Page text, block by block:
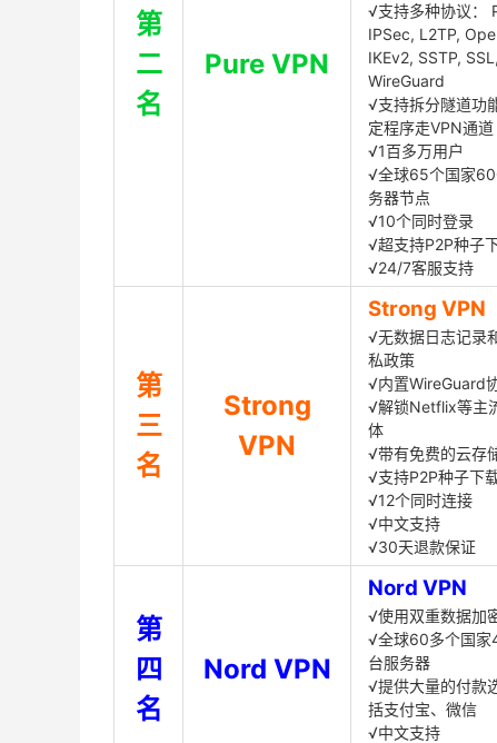
第
二
名
Pure VPN
√支持多种协议：
IPSec, L2TP,
IKEv2, SSTP, SSL,
WireGuard
√支持拆分隧道功
定程序走VPN通道
√1百多万用户
√全球65个国家
务器节点
√10个同时登录
√超支持P2P种子
√24/7客服支持
第
三
名
Strong
VPN
Strong VPN
√无数据日志记录
私政策
√内置WireGuard
√解锁Netflix等主
体
√带有免费的云存
√支持P2P种子下
√12个同时连接
√中文支持
√30天退款保证
第
四
名
Nord VPN
Nord VPN
√使用双重数据加
√全球60多个国
台服务器
√提供大量的付款
括支付宝、微信
√中文支持